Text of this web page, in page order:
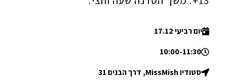
יום רביעי 17.12
10:00-11:30
סטודיו MissMish, דרך הבנים 31